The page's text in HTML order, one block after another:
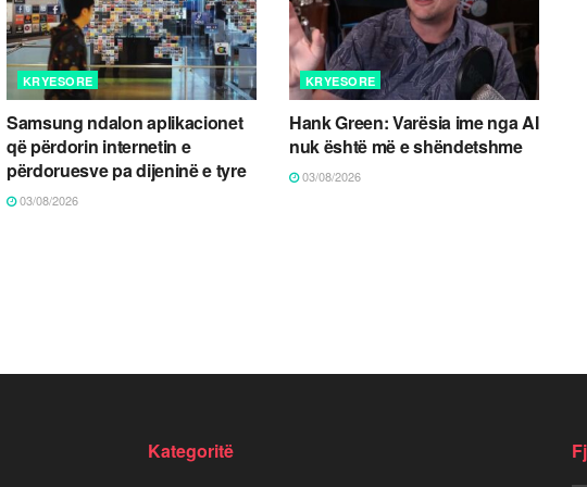
KRYESORE
Samsung ndalon aplikacionet
që përdorin internetin e
përdoruesve pa dijeninë e tyre
03/08/2026
KRYESORE
Hank Green: Varësia ime nga AI
nuk është më e shëndetshme
03/08/2026
Kategoritë